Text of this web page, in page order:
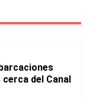
del Canal